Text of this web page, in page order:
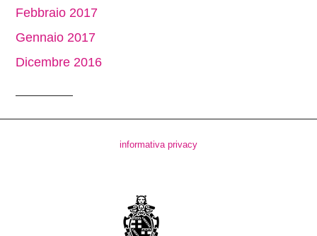
Febbraio 2017
Gennaio 2017
Dicembre 2016
informativa privacy